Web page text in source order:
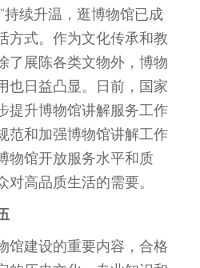
持续升温，逛博物馆已成
方式。作为文化传承和教
了展陈各类文物外，博物
也日益凸显。日前，国家
提升博物馆讲解服务工作
范和加强博物馆讲解工作
物馆开放服务水平和质
高品质生活的需要。
馆建设的重要内容，合格